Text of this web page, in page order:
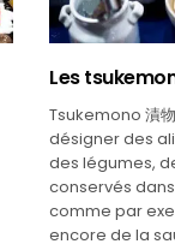
Les
Tsukemono 漬
désigner des
des légumes,
conservés
comme par
encore de la